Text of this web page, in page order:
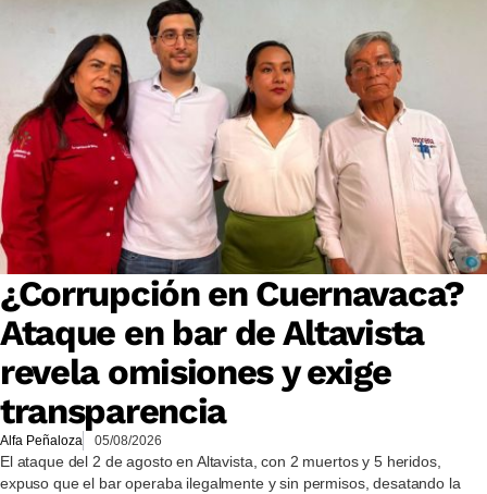
¿Corrupción en Cuernavaca?
Ataque en bar de Altavista
revela omisiones y exige
transparencia
Alfa Peñaloza 05/08/2026
El ataque del 2 de agosto en Altavista, con 2 muertos y 5 heridos,
expuso que el bar operaba ilegalmente y sin permisos, desatando la